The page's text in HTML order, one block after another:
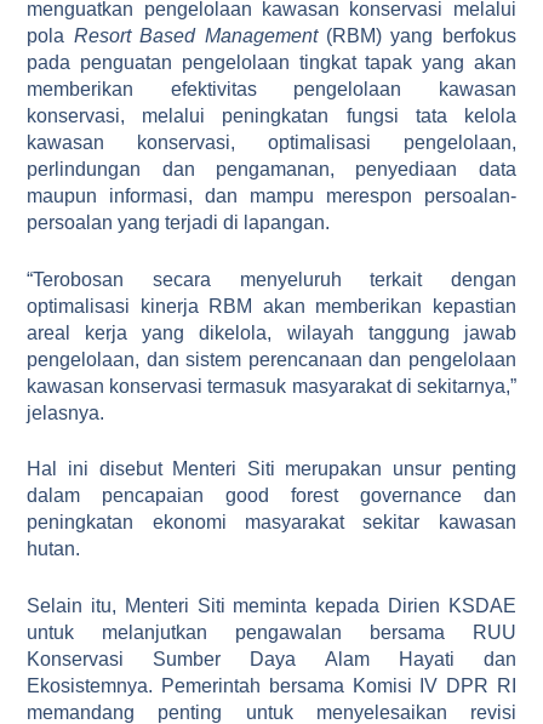
menguatkan pengelolaan kawasan konservasi melalui
pola Resort Based Management(RBM) yang berfokus
pada penguatan pengelolaan tingkat tapak yang akan
memberikan efektivitas pengelolaan kawasan
konservasi, melalui peningkatan fungsi tata kelola
kawasan konservasi, optimalisasi pengelolaan,
perlindungan dan pengamanan, penyediaan data
maupun informasi, dan mampu merespon persoalan-
persoalan yang terjadi di lapangan.
“Terobosan secara menyeluruh terkait dengan
optimalisasi kinerja RBM akan memberikan kepastian
areal kerja yang dikelola, wilayah tanggung jawab
pengelolaan, dan sistem perencanaan dan pengelolaan
kawasan konservasi termasuk masyarakat di sekitarnya,”
jelasnya.
Hal ini disebut Menteri Siti merupakan unsur penting
dalam pencapaian good forest governance dan
peningkatan ekonomi masyarakat sekitar kawasan
hutan.
Selain itu, Menteri Siti meminta kepada Dirien KSDAE
untuk melanjutkan pengawalan bersama RUU
Konservasi Sumber Daya Alam Hayati dan
Ekosistemnya. Pemerintah bersama Komisi IV DPR RI
memandang penting untuk menyelesaikan revisi